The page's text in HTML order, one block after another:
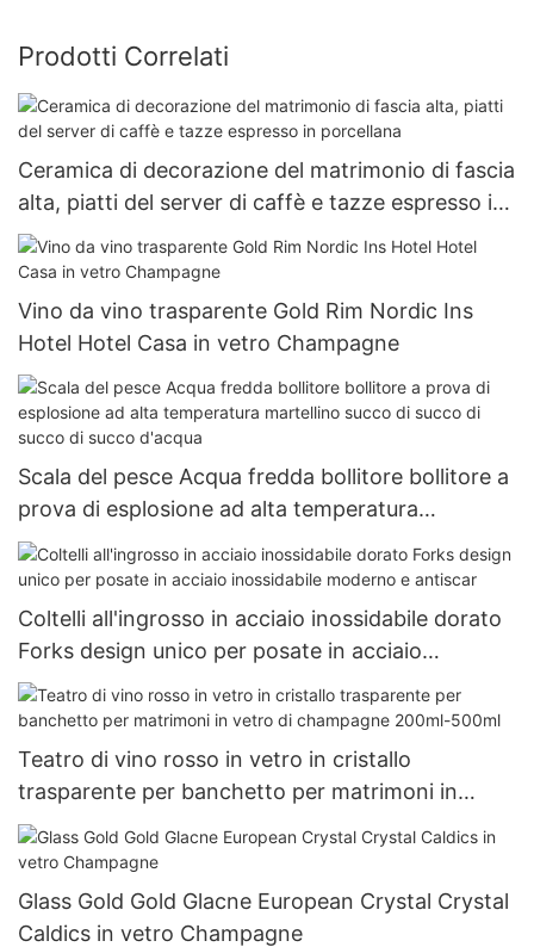
Prodotti Correlati
Ceramica di decorazione del matrimonio di fascia
alta, piatti del server di caffè e tazze espresso in
porcellana
Vino da vino trasparente Gold Rim Nordic Ins
Hotel Hotel Casa in vetro Champagne
Scala del pesce Acqua fredda bollitore bollitore a
prova di esplosione ad alta temperatura
martellino succo di succo di succo di succo
d'acqua
Coltelli all'ingrosso in acciaio inossidabile dorato
Forks design unico per posate in acciaio
inossidabile moderno e antiscar
Teatro di vino rosso in vetro in cristallo
trasparente per banchetto per matrimoni in
vetro di champagne 200ml-500ml
Glass Gold Gold Glacne European Crystal Crystal
Caldics in vetro Champagne